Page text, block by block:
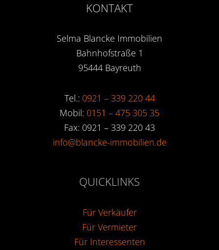
KONTAKT
Selma Blancke Immobilien
Bahnhofstraße 1
95444 Bayreuth
Tel.: 0921 – 339 220 44
Mobil: 0151 – 475 305 35
Fax: 0921 – 339 220 43
info@blancke-immobilien.de
QUICKLINKS
Für Verkäufer
Für Vermieter
Für Interessenten